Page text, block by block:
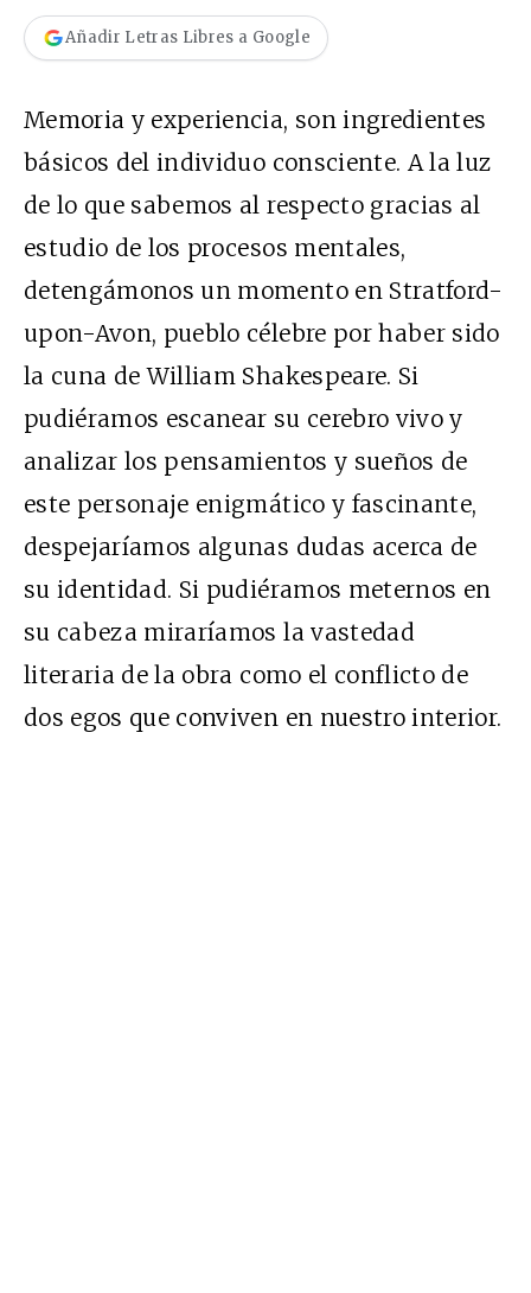
Añadir Letras Libres a Google
Memoria y experiencia, son ingredientes
básicos del individuo consciente. A la luz
de lo que sabemos al respecto gracias al
estudio de los procesos mentales,
detengámonos un momento en Stratford-
upon-Avon, pueblo célebre por haber sido
la cuna de William Shakespeare. Si
pudiéramos escanear su cerebro vivo y
analizar los pensamientos y sueños de
este personaje enigmático y fascinante,
despejaríamos algunas dudas acerca de
su identidad. Si pudiéramos meternos en
su cabeza miraríamos la vastedad
literaria de la obra como el conflicto de
dos egos que conviven en nuestro interior.